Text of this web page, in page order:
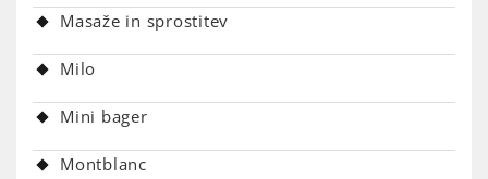
Masaže in sprostitev
Milo
Mini bager
Montblanc